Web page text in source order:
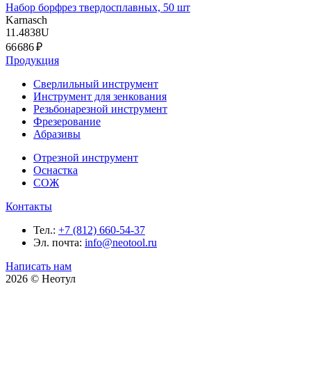
Набор борфрез твердосплавных, 50 шт
Karnasch
11.4838U
66 686 ₽
Продукция
Сверлильный инструмент
Инструмент для зенкования
Резьбонарезной инструмент
Фрезерование
Абразивы
Отрезной инструмент
Оснастка
СОЖ
Контакты
Тел.: +7 (812) 660-54-37
Эл. почта: info@neotool.ru
Написать нам
2026 © Неотул